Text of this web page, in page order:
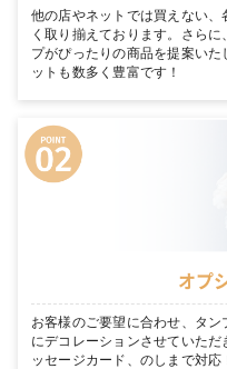
他の店やネットでは買えない
く取り揃えております。さら
プがぴったりの商品を提案い
ットも数多く豊富です！
オプ
お客様のご要望に合わせ、タ
にデコレーションさせていた
ッセージカード、のしまで対応